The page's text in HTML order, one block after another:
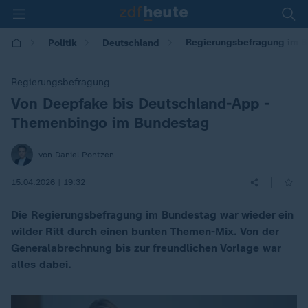
Politik Deutschland Regierungsbefragung im
Regierungsbefragung
:
Von Deepfake bis Deutschland-App -
Themenbingo im Bundestag
von Daniel Pontzen
15.04.2026 | 19:32
Die Regierungsbefragung im Bundestag war wieder ein
wilder Ritt durch einen bunten Themen-Mix. Von der
Generalabrechnung bis zur freundlichen Vorlage war
alles dabei.